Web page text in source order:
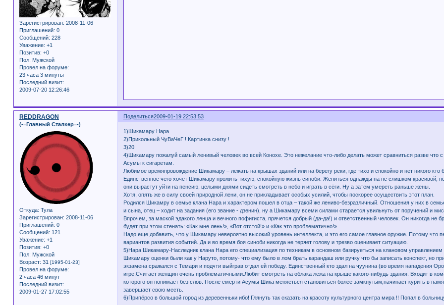
Зарегистрирован: 2008-11-06
Приглашений: 0
Сообщений: 228
Уважение: +1
Позитив: +0
Пол: Мужской
Провел на форуме:
23 часа 3 минуты
Последний визит:
2009-07-20 12:26:46
Поделиться2009-01-19 22:53:53
REDDRAGON
(-=Главный Сталкер=-)
Откуда: Тула
Зарегистрирован: 2008-11-06
Приглашений: 0
Сообщений: 121
Уважение: +1
Позитив: +0
Пол: Мужской
Возраст: 31 [1995-01-23]
Провел на форуме:
2 часа 46 минут
Последний визит:
2009-01-27 17:02:55
1)Шикамару Нара
2)Прикольный ЧуВаЧеГ ! Картинка снизу !
3)20
4)Шикамару пожалуй самый ленивый человек во всей Конохе. Это нежелание что-либо делать может сравниться разве
Асумы к сигаретам.
Любимое времяпровождение Шикамару – лежать на крышах зданий или на берегу реки, где тихо и спокойно и нет никого
Единственное чего хочет Шикамару прожить тихую, спокойную жизнь синоби. Жениться однажды на не слишком красивой,
они вырастут уйти на пенсию, целыми днями сидеть смотреть в небо и играть в сёги. Ну а затем умереть раньше жены.
Хотя, опять же в силу своей природной лени, он не прикладывает особых усилий, чтобы поскорее осуществить этот план.
Родился Шикамру в семье клана Нара и характером пошел в отца – такой же лениво-безразличный. Отношения у них в
и сына, отец – ходит на задания (его звание - дзенин), ну а Шикамару всеми силами старается увильнуть от поручений и
Впрочем, за маской эдакого ленца и вечного пофигиста, прячется добрый (да-да!) и ответственный человек. Он никогда не
будет при этом стенать: «Как мне лень!», «Вот отстой!» и «Как это проблематично!».
Надо еще добавить, что у Шикамару невероятно высокий уровень интеллекта, и это его самое главное оружие. Потому что
вариантов развития событий. Да и во время боя синоби никогда не теряет голову и трезво оценивает ситуацию.
5)Нара Шикамару-Наследник клана Нара его специализация по техникам в основном базируеться на клановом
Шикамару оценки были как у Наруто, потому- что ему было в лом брать карандаш или ручку что бы записать конспект, но
экзамена сражался с Темари и подчти выйграв отдал ей победу. Единственный кто здал на чуунина (во время нападения
игре.Считает женщин очень проблематичными.Любит смотреть на облака лежа на крыше какого-нибудь здания. Входит в
которого он понимает без слов. После смерти Асумы Шика меняеться становиться более замкнутым,начинает курить в
завершает свою месть.
6)Припёрсо в большой город из деревенньки ибо! Глянуть так сказать на красоту культурного центра мира !! Попал в